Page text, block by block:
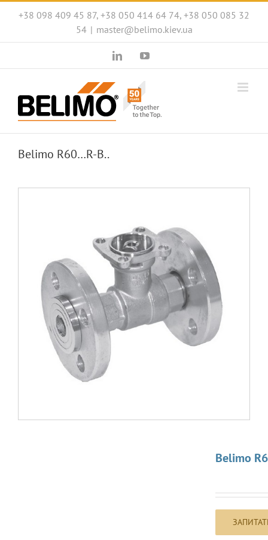
+38 098 409 45 87, +38 050 414 64 74, +38 050 085 32
54 | master@belimo.kiev.ua
LinkedInYouTube
Belimo R60…R-B..
Belimo